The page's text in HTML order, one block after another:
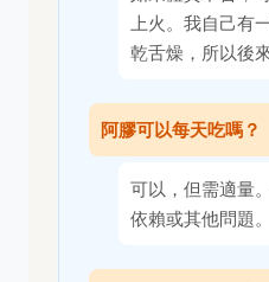
上火。我自己有
乾舌燥，所以後
阿膠可以每天吃嗎？
可以，但需適量
依賴或其他問題。